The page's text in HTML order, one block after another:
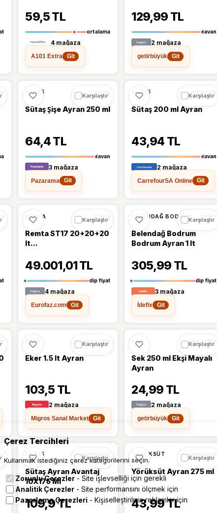
59,5 TL
ortalama
4 mağaza
A101 Extra
Git
129,99 TL
tavan
2 mağaza
getirbüyük
Git
Karşılaştır
%13
SÜTAŞ
Sütaş Şişe Ayran 250 ml
64,4 TL
tavan
3 mağaza
Pazarama
Git
Karşılaştır
%8
SÜTAŞ sınırlı stok
Sütaş 200 ml Ayran
43,94 TL
tavan
2 mağaza
CarrefourSA Online
Git
Karşılaştır
%10
REMTA
Remta ST17 20+20+20
lt
Soğutucu
49.001,01 TL
dip fiyat
4 mağaza
Eurofaz.com
Git
Karşılaştır
%10
BELENDAĞ BODRUM
Belendağ Bodrum
Bodrum Ayran 1 lt
305,99 TL
dip fiyat
3 mağaza
İdefix
Git
Karşılaştır
%11
EKER sınırlı stok
Eker 1.5 lt Ayran
103,5 TL
2 mağaza
Migros Sanal Market
Git
Karşılaştır
%52 🔥
SEK sınırlı stok
Sek 250 ml Ekşi Mayalı
Ayran
24,99 TL
2 mağaza
getirbüyük
Git
Karşılaştır
SÜTAŞ sınırlı stok
Sütaş Ayran Avantaj
10X175 Ml
109,9 TL
Karşılaştır
YÖRÜKSÜT sınırlı stok
Yörüksüt Ayran 275 ml
43,99 TL
Çerez Tercihleri
Kullanmak istediğiniz çerez kategorilerini seçin.
Zorunlu Çerezler - Site işlevselliği için gerekli
Analitik Çerezler - Site performansını ölçmek için
Pazarlama Çerezleri - Kişiselleştirilmiş reklamlar için